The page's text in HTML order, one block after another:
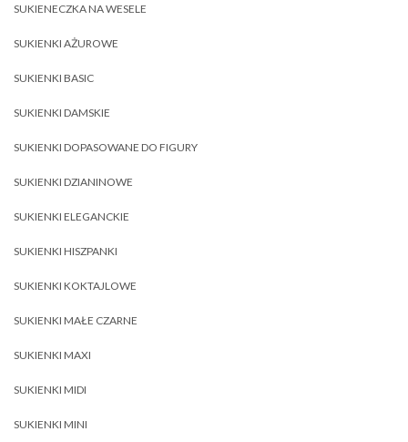
SUKIENECZKA NA WESELE
SUKIENKI AŻUROWE
SUKIENKI BASIC
SUKIENKI DAMSKIE
SUKIENKI DOPASOWANE DO FIGURY
SUKIENKI DZIANINOWE
SUKIENKI ELEGANCKIE
SUKIENKI HISZPANKI
SUKIENKI KOKTAJLOWE
SUKIENKI MAŁE CZARNE
SUKIENKI MAXI
SUKIENKI MIDI
SUKIENKI MINI